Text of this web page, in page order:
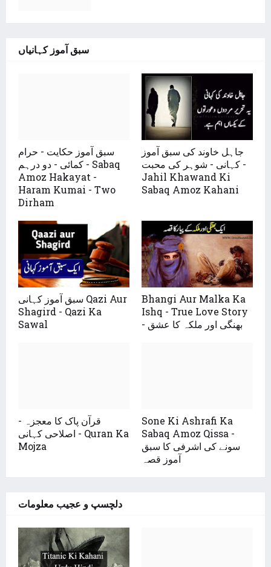
سبق آموز کہانیاں
سبق آموز حکایت - حرام
کمائی - دو درہم - Sabaq
Amoz Hakayat -
Haram Kumai - Two
Dirham
جاہل خاوند کی سبق آموز
کہانی - شوہر کی محبت -
Jahil Khawand Ki
Sabaq Amoz Kahani
سبق آموز کہانی Qazi Aur
Shagird - Qazi Ka
Sawal
Bhangi Aur Malka Ka
Ishq - True Love Story
- بھنگی اور ملکہ کا عشق
قرآن پاک کا معجزہ -
اصلاحی کہانی - Quran Ka
Mojza
Sone Ki Ashrafi Ka
Sabaq Amoz Qissa -
سونے کی اشرفی کا سبق
آموز قصہ
دلچسپ و عجیب معلومات